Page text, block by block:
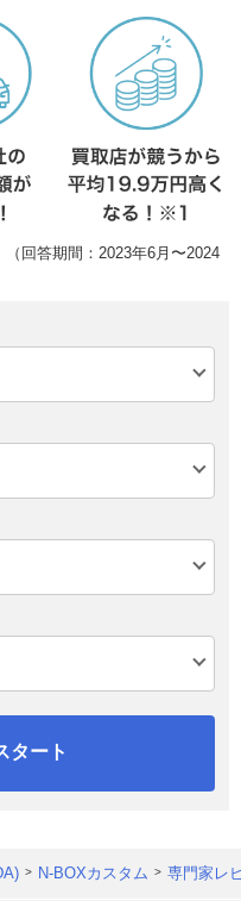
回答期間：2023年6月〜2024
タート
N-BOXカスタム 専門家レ